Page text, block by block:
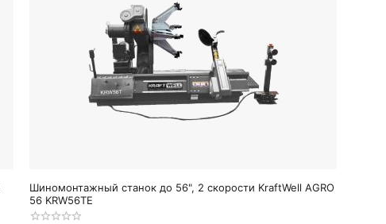
Шиномонтажный станок до 56", 2 скорости KraftWell AGRO
56 KRW56TE